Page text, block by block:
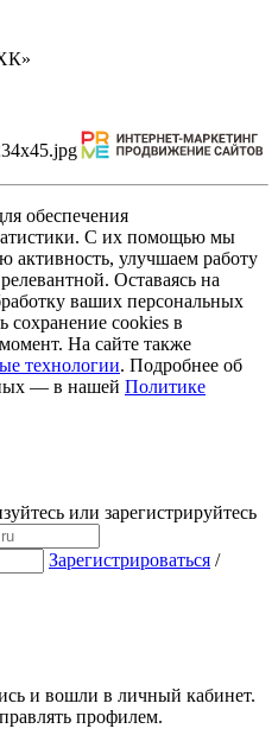
обеспечения
С их помощью мы
активность, улучшаем работу
Оставаясь на
ваших персональных
cookies в
На сайте также
технологии. Подробнее об
— в нашей Политике
или зарегистрируйтесь
Зарегистрироваться /
и вошли в личный кабинет.
профилем.